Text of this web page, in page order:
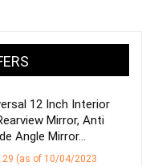
12 Inch Interior
Mirror, Anti
Angle Mirror…
(as of 10/04/2023